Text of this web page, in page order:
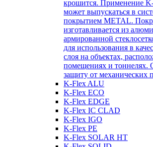
крошится. Применение
может выпускаться в
покрытием METAL.
изготавливается из
армированной
для использования в
слоя на объектах,
помещениях и тоннелях.
защиту от механических
K-Flex ALU
K-Flex ECO
K-Flex EDGE
K-Flex IC CLAD
K-Flex IGO
K-Flex PE
K-Flex SOLAR HT